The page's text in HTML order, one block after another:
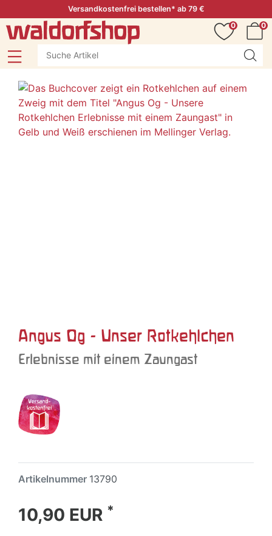
Versandkostenfrei bestellen* ab 79 €
0
0
Angus Og - Unser Rotkehlchen
Erlebnisse mit einem Zaungast
Artikelnummer 13790
10,90 EUR *